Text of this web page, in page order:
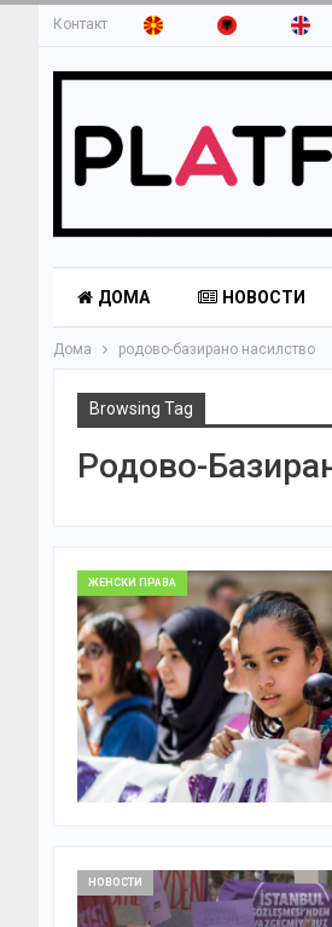
Контакт
ДОМА НОВОСТИ
Дома родово-базирано насилство
Browsing Tag
Родово-
ЖЕНСКИ ПРАВА
НОВОСТИ